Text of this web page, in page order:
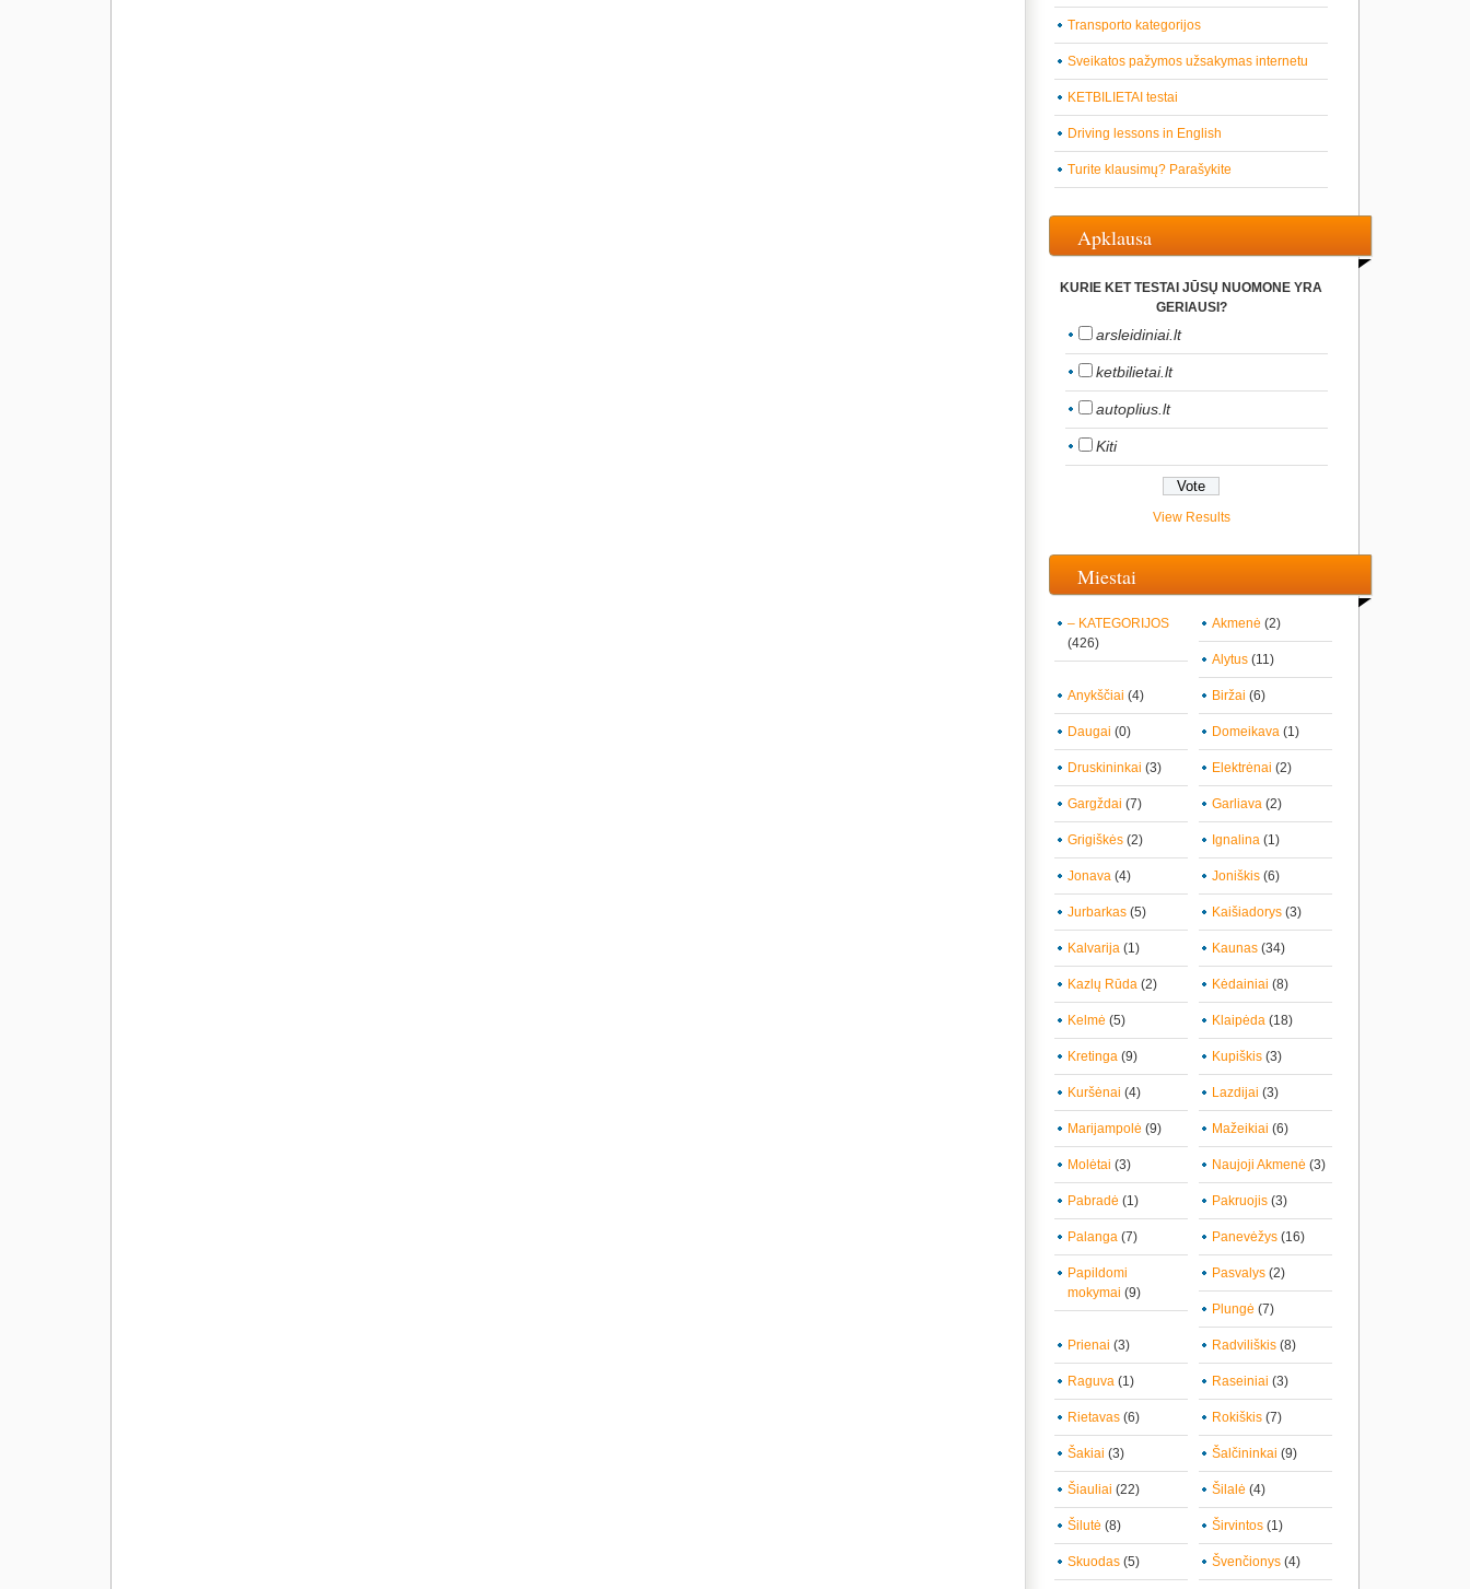
Transporto kategorijos
Sveikatos pažymos užsakymas internetu
KETBILIETAI testai
Driving lessons in English
Turite klausimų? Parašykite
Apklausa
KURIE KET TESTAI JŪSŲ NUOMONE YRA
GERIAUSI?
arsleidiniai.lt
ketbilietai.lt
autoplius.lt
Kiti
View Results
Miestai
– KATEGORIJOS
(426)
Akmenė (2)
Alytus (11)
Anykščiai (4) Biržai (6)
Daugai (0) Domeikava (1)
Druskininkai (3) Elektrėnai (2)
Gargždai (7) Garliava (2)
Grigiškės (2) Ignalina (1)
Jonava (4) Joniškis (6)
Jurbarkas (5) Kaišiadorys (3)
Kalvarija (1) Kaunas (34)
Kazlų Rūda (2) Kėdainiai (8)
Kelmė (5) Klaipėda (18)
Kretinga (9) Kupiškis (3)
Kuršėnai (4) Lazdijai (3)
Marijampolė (9) Mažeikiai (6)
Molėtai (3) Naujoji Akmenė (3)
Pabradė (1) Pakruojis (3)
Palanga (7) Panevėžys (16)
Papildomi
mokymai (9)
Pasvalys (2)
Plungė (7)
Prienai (3) Radviliškis (8)
Raguva (1) Raseiniai (3)
Rietavas (6) Rokiškis (7)
Šakiai (3) Šalčininkai (9)
Šiauliai (22) Šilalė (4)
Šilutė (8) Širvintos (1)
Skuodas (5) Švenčionys (4)